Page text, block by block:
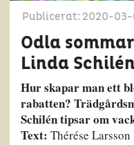
Publicerat: 2020-
Odla
Linda
Hur skapar man ett
rabatten?
Schilén tipsar om
Text: Thérése Larsson